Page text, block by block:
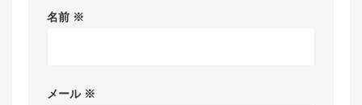
名前 ※
メール ※